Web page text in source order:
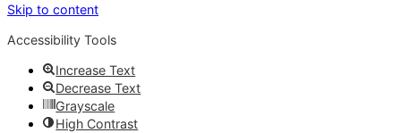
Skip to content
Accessibility Tools
Increase Text
Decrease Text
Grayscale
High Contrast